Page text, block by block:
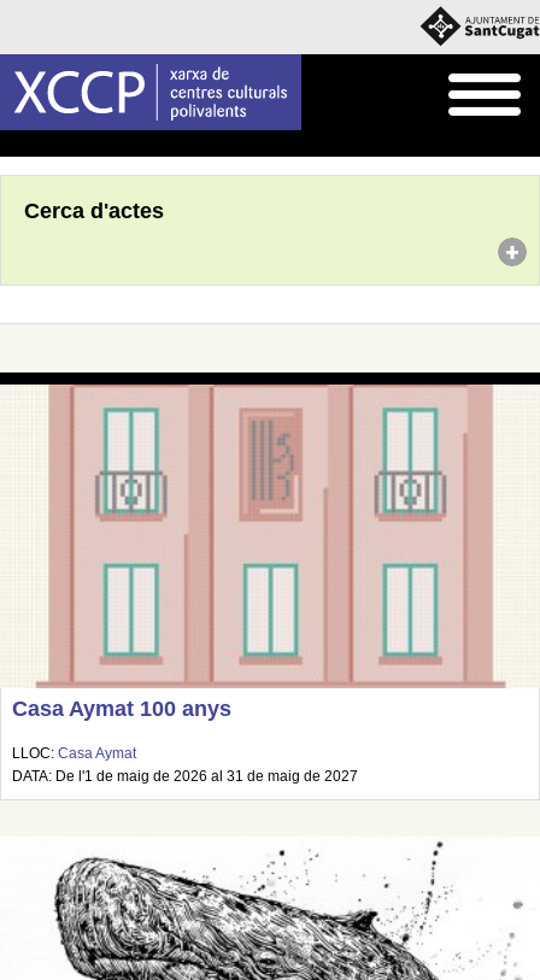
Cerca d'actes
Casa Aymat 100 anys
LLOC: Casa Aymat
DATA: De l'1 de maig de 2026 al 31 de maig de 2027